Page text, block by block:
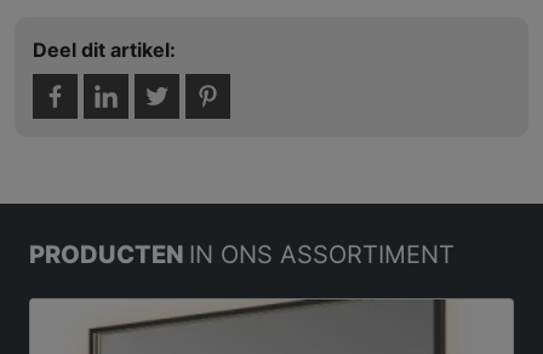
Deel dit artikel:
PRODUCTEN IN ONS ASSORTIMENT